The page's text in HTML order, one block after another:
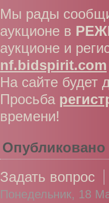
Мы рады
аукционе в
аукционе и
nf.bidspirit.com
На сайте будет
Просьба
времени!
Опубликовано
Задать вопрос
Понедельник, 18